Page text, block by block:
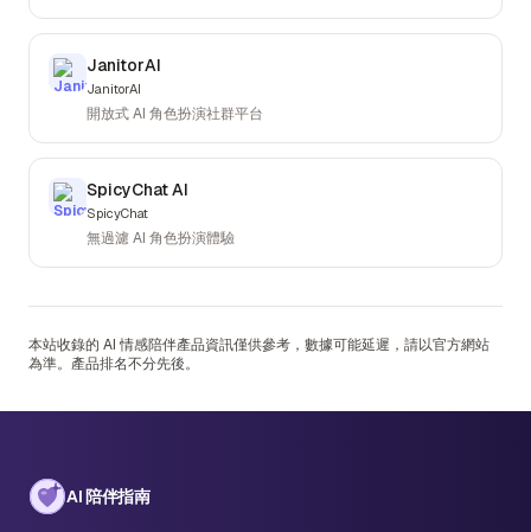
JanitorAI
JanitorAI
開放式 AI 角色扮演社群平台
SpicyChat AI
SpicyChat
無過濾 AI 角色扮演體驗
本站收錄的 AI 情感陪伴產品資訊僅供參考，數據可能延遲，請以官方網站
為準。產品排名不分先後。
AI 陪伴指南